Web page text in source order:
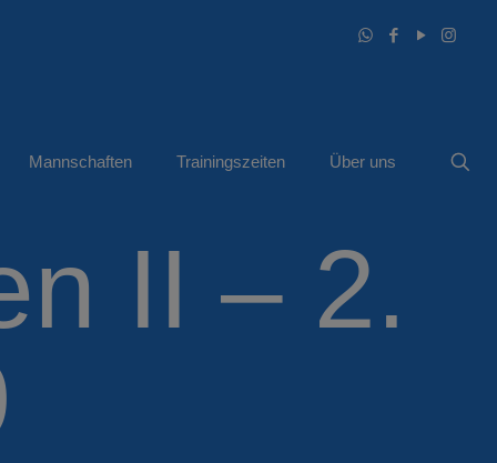
Mannschaften Trainingszeiten Über uns
II – 2.